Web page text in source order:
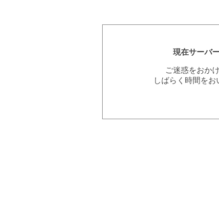
現在サーバ
ご迷惑をおか
しばらく時間を